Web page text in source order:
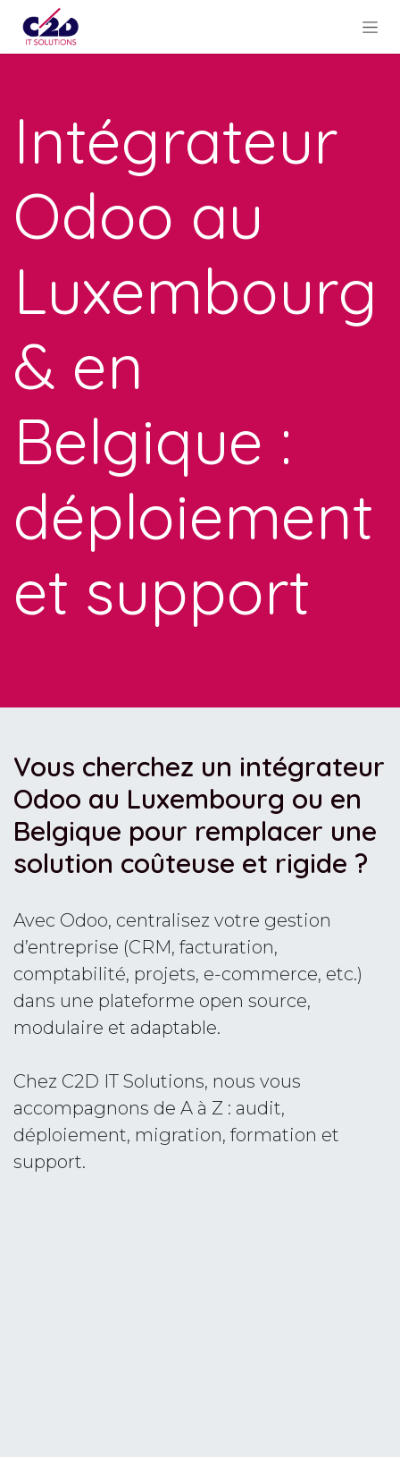
Se rendre au contenu
Intégrateur
Odoo au
Luxembourg
& en
Belgique :
déploiement
et support
Vous cherchez un intégrateur
Odoo au Luxembourg ou en
Belgique pour remplacer une
solution coûteuse et rigide ?
Avec Odoo, centralisez votre gestion
d’entreprise (CRM, facturation,
comptabilité, projets, e-commerce, etc.)
dans une plateforme open source,
modulaire et adaptable.
Chez C2D IT Solutions, nous vous
accompagnons de A à Z : audit,
déploiement, migration, formation et
support.